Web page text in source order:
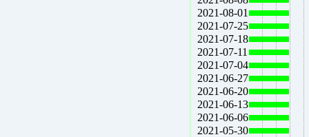
2021-08-01
2021-07-25
2021-07-18
2021-07-11
2021-07-04
2021-06-27
2021-06-20
2021-06-13
2021-06-06
2021-05-30